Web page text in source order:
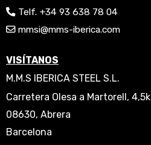
Telf. +34 93 638 78 04
mmsi@mms-iberica.com
VISÍTANOS
M.M.S IBERICA STEEL S.L.
Carretera Olesa a Martorell,
08630, Abrera
Barcelona